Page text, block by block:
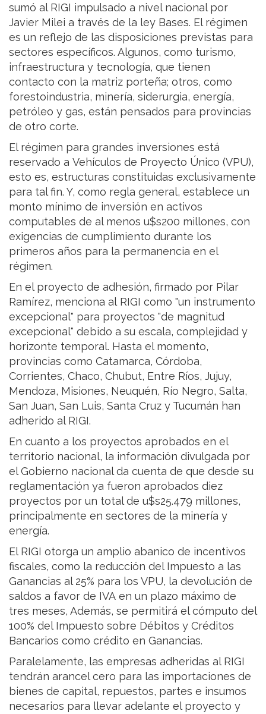
sumó al RIGI impulsado a nivel nacional por
Javier Milei a través de la ley Bases. El régimen
es un reflejo de las disposiciones previstas para
sectores específicos. Algunos, como turismo,
infraestructura y tecnología, que tienen
contacto con la matriz porteña; otros, como
forestoindustria, minería, siderurgia, energía,
petróleo y gas, están pensados para provincias
de otro corte.
El régimen para grandes inversiones está
reservado a Vehículos de Proyecto Único (VPU),
esto es, estructuras constituidas exclusivamente
para tal fin. Y, como regla general, establece un
monto mínimo de inversión en activos
computables de al menos u$s200 millones, con
exigencias de cumplimiento durante los
primeros años para la permanencia en el
régimen.
En el proyecto de adhesión, firmado por Pilar
Ramírez, menciona al RIGI como "un instrumento
excepcional" para proyectos "de magnitud
excepcional" debido a su escala, complejidad y
horizonte temporal. Hasta el momento,
provincias como Catamarca, Córdoba,
Corrientes, Chaco, Chubut, Entre Ríos, Jujuy,
Mendoza, Misiones, Neuquén, Río Negro, Salta,
San Juan, San Luis, Santa Cruz y Tucumán han
adherido al RIGI.
En cuanto a los proyectos aprobados en el
territorio nacional, la información divulgada por
el Gobierno nacional da cuenta de que desde su
reglamentación ya fueron aprobados diez
proyectos por un total de u$s25.479 millones,
principalmente en sectores de la minería y
energía.
El RIGI otorga un amplio abanico de incentivos
fiscales, como la reducción del Impuesto a las
Ganancias al 25% para los VPU, la devolución de
saldos a favor de IVA en un plazo máximo de
tres meses, Además, se permitirá el cómputo del
100% del Impuesto sobre Débitos y Créditos
Bancarios como crédito en Ganancias.
Paralelamente, las empresas adheridas al RIGI
tendrán arancel cero para las importaciones de
bienes de capital, repuestos, partes e insumos
necesarios para llevar adelante el proyecto y